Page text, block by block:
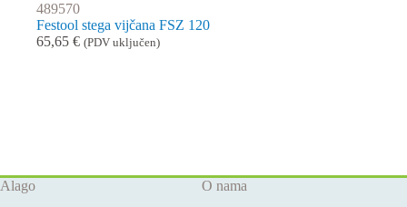
489570
Festool stega vijčana FSZ 120
65,65 € (PDV uključen)
Alago
O nama